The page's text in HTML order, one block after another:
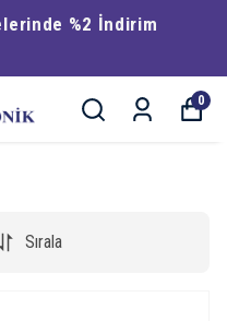
%2 İndirim
0
Sırala